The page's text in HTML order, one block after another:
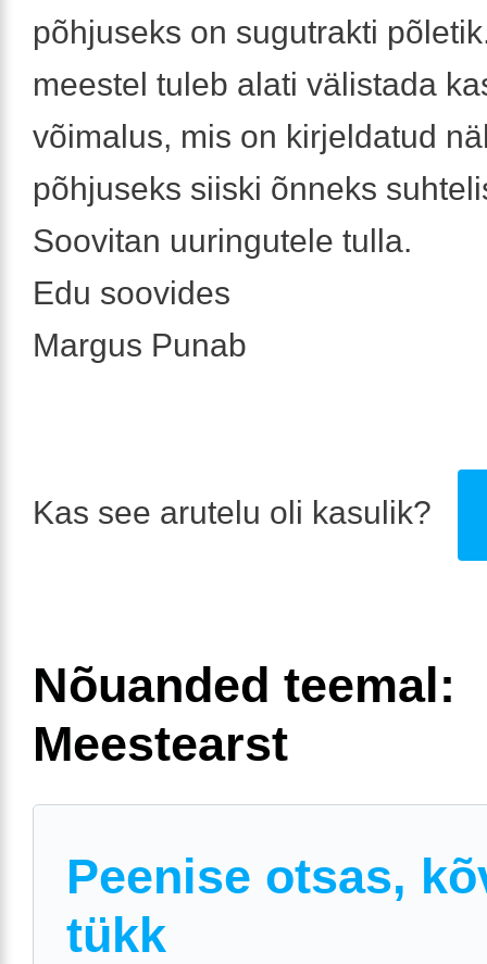
põhjuseks on sugutrakti
meestel tuleb alati välistada
võimalus, mis on kirjeldatud
põhjuseks siiski õnneks
Soovitan uuringutele tulla.
Edu soovides
Margus Punab
Kas see arutelu oli kasulik?
Nõuanded teemal:
Meestearst
Peenise otsas,
tükk